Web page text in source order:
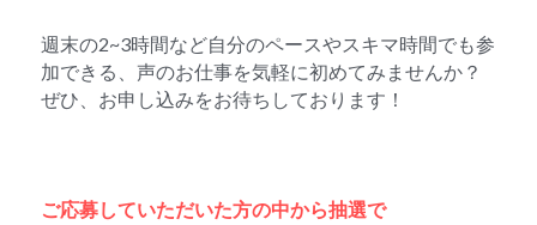
週末の2~3時間など自分のペースやスキマ時間でも参
加できる、声のお仕事を気軽に初めてみませんか？
ぜひ、お申し込みをお待ちしております！
ご応募していただいた方の中から抽選で